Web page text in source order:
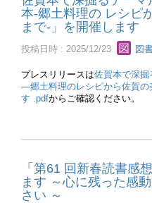
本-郷土料理の レシピ
まで-」を開催します
投稿日時 : 2025/12/23 図
プレスリリースは佐賀本で深掘
―郷土料理のレシピから佐賀
す .pdfからご確認ください。
「第61 回新春読書感
ます ～心に残った感
さい ～